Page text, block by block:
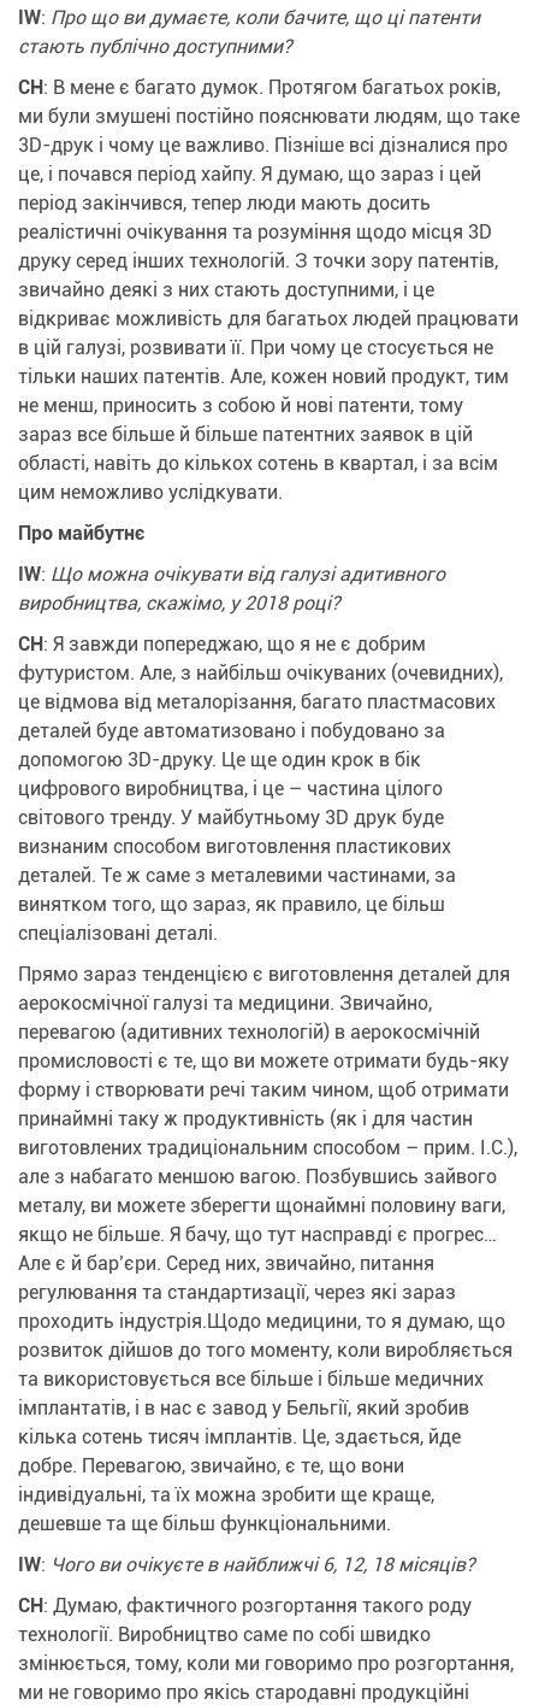
IW: Про що ви думаєте, коли бачите, що ці патенти
стають публічно доступними?
CH: В мене є багато думок. Протягом багатьох років,
ми були змушені постійно пояснювати людям, що таке
3D-друк і чому це важливо. Пізніше всі дізналися про
це, і почався період хайпу. Я думаю, що зараз і цей
період закінчився, тепер люди мають досить
реалістичні очікування та розуміння щодо місця 3D
друку серед інших технологій. З точки зору патентів,
звичайно деякі з них стають доступними, і це
відкриває можливість для багатьох людей працювати
в цій галузі, розвивати її. При чому це стосується не
тільки наших патентів. Але, кожен новий продукт, тим
не менш, приносить з собою й нові патенти, тому
зараз все більше й більше патентних заявок в цій
області, навіть до кількох сотень в квартал, і за всім
цим неможливо услідкувати.
Про майбутнє
IW: Що можна очікувати від галузі адитивного
виробництва, скажімо, у 2018 році?
CH: Я завжди попереджаю, що я не є добрим
футуристом. Але, з найбільш очікуваних (очевидних),
це відмова від металорізання, багато пластмасових
деталей буде автоматизовано і побудовано за
допомогою 3D-друку. Це ще один крок в бік
цифрового виробництва, і це – частина цілого
світового тренду. У майбутньому 3D друк буде
визнаним способом виготовлення пластикових
деталей. Те ж саме з металевими частинами, за
винятком того, що зараз, як правило, це більш
спеціалізовані деталі.
Прямо зараз тенденцією є виготовлення деталей для
аерокосмічної галузі та медицини. Звичайно,
перевагою (адитивних технологій) в аерокосмічній
промисловості є те, що ви можете отримати будь-яку
форму і створювати речі таким чином, щоб отримати
принаймні таку ж продуктивність (як і для частин
виготовлених традиціональним способом – прим. І.С.),
але з набагато меншою вагою. Позбувшись зайвого
металу, ви можете зберегти щонаймні половину ваги,
якщо не більше. Я бачу, що тут насправді є прогрес…
Але є й бар’єри. Серед них, звичайно, питання
регулювання та стандартизації, через які зараз
проходить індустрія.Щодо медицини, то я думаю, що
розвиток дійшов до того моменту, коли виробляється
та використовується все більше і більше медичних
імплантатів, і в нас є завод у Бельгії, який зробив
кілька сотень тисяч імплантів. Це, здається, йде
добре. Перевагою, звичайно, є те, що вони
індивідуальні, та їх можна зробити ще краще,
дешевше та ще більш функціональними.
IW: Чого ви очікуєте в найближчі 6, 12, 18 місяців?
CH: Думаю, фактичного розгортання такого роду
технології. Виробництво саме по собі швидко
змінюється, тому, коли ми говоримо про розгортання,
ми не говоримо про якісь стародавні продукційні